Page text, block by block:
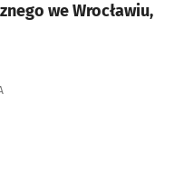
we Wrocławiu,